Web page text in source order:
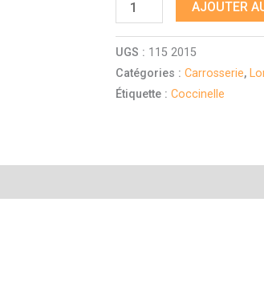
AJOUTER
UGS : 115 2015
Catégories :Carrosserie,
Étiquette :Coccinelle